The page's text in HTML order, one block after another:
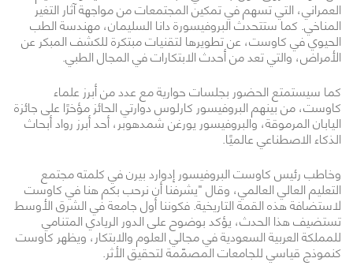
العمراني، التي تسهم في تمكين المجتمعات من مواجهة آثار التغير
المناخي. كما ستتحدث البروفيسورة دانا السليمان، مهندسة الطب
الحيوي في كاوست، عن تطويرها لتقنيات مبتكرة للكشف المبكر عن
الأمراض، والتي تعد من أحدث الابتكارات في المجال الطبي.
كما سيستمتع الحضور بجلسات حوارية مع عدد من أبرز علماء
كاوست، من بينهم البروفيسور كارلوس دوارتي الحائز مؤخرًا على جائزة
اليابان المرموقة، والبروفيسور يورغن شمدهوبر، أحد أبرز رواد أبحاث
الذكاء الاصطناعي عالميًا.
وخاطب رئيس كاوست البروفيسور إدوارد بيرن في كلمته مجتمع
التعليم العالي العالمي، وقال "يشرفنا أن نرحب بكم هنا في كاوست
لاستضافة هذه القمة التاريخية. فكوننا أول جامعة في الشرق الأوسط
تستضيف هذا الحدث، يؤكد بوضوح على الدور الريادي المتنامي
للمملكة العربية السعودية في مجالي العلوم والابتكار، ويظهر كاوست
كنموذج قياسي للجامعات المصمّمة لتحقيق الأثر.